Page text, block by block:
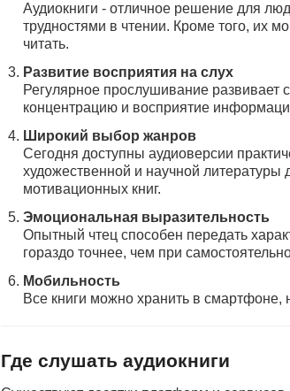
Аудиокниги - отличное решение для
трудностями в чтении. Кроме того, их
читать.
Развитие восприятия на слух
Регулярное прослушивание развивает
концентрацию и восприятие
Широкий выбор жанров
Сегодня доступны аудиоверсии
художественной и научной литературы
мотивационных книг.
Эмоциональная выразительность
Опытный чтец способен передать
гораздо точнее, чем при
Мобильность
Все книги можно хранить в смартфоне,
Где слушать аудиокниги